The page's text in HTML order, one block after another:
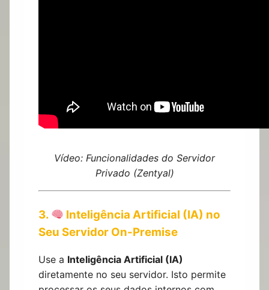
Vídeo: Funcionalidades do Servidor
Privado (Zentyal)
3.
Inteligência Artificial (IA) no
Seu Servidor On-Premise
Use a Inteligência Artificial (IA)
diretamente no seu servidor. Isto permite